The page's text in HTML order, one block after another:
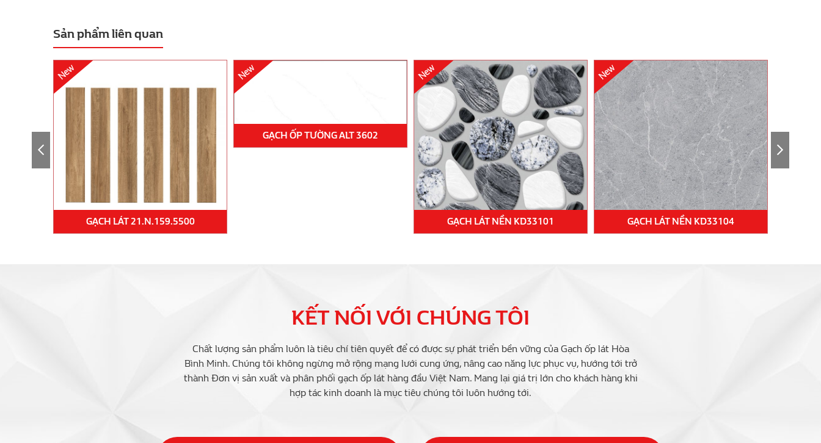
Sản phẩm liên quan
GẠCH LÁT 21.N.159.5500
GẠCH ỐP TƯỜNG ALT 3602
GẠCH LÁT NỀN KD33101 GẠCH LÁT NỀN KD33104
KẾT NỐI VỚI CHÚNG TÔI
Chất lượng sản phẩm luôn là tiêu chí tiên quyết để có được sự phát triển bền vững của Gạch ốp lát Hòa
Bình Minh. Chúng tôi không ngừng mở rộng mạng lưới cung ứng, nâng cao năng lực phục vụ, hướng tới trở
thành Đơn vị sản xuất và phân phối gạch ốp lát hàng đầu Việt Nam. Mang lại giá trị lớn cho khách hàng khi
hợp tác kinh doanh là mục tiêu chúng tôi luôn hướng tới.